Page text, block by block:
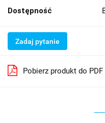
Dostępność
Zadaj pytanie
Pobierz produkt do PDF